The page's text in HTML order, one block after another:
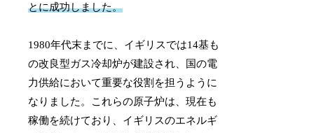
とに成功しました。
1980年代末までに、イギリスでは14基も
の改良型ガス冷却炉が建設され、国の電
力供給において重要な役割を担うように
なりました。これらの原子炉は、現在も
稼働を続けており、イギリスのエネルギ